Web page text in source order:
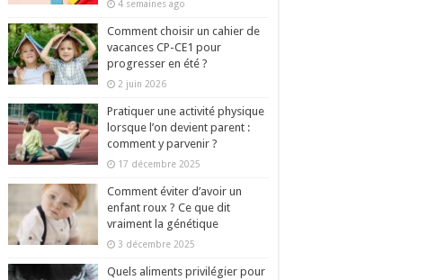
4 semaines ago
Comment choisir un cahier de
vacances CP-CE1 pour
progresser en été ?
2 juin 2026
Pratiquer une activité physique
lorsque l’on devient parent :
comment y parvenir ?
17 décembre 2025
Comment éviter d’avoir un
enfant roux ? Ce que dit
vraiment la génétique
3 décembre 2025
Quels aliments privilégier pour